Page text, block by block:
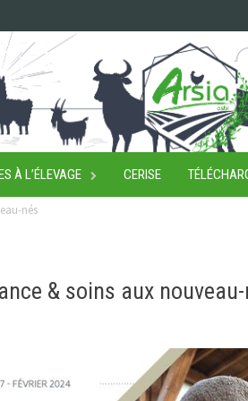
À L’ÉLEVAGE CERISE
nés
& soins aux